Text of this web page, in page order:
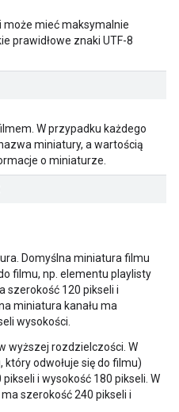
": string
,
,
,
,
,
,
,
": string
,
,
,
,
string
,
,
,
może mieć maksymalnie
prawidłowe znaki UTF-8
W przypadku każdego
miniatury, a wartością
o miniaturze.
Domyślna miniatura filmu
filmu, np. elementu playlisty
szerokość 120 pikseli i
miniatura kanału ma
wysokości.
wyższej rozdzielczości. W
odwołuje się do filmu)
i wysokość 180 pikseli. W
szerokość 240 pikseli i